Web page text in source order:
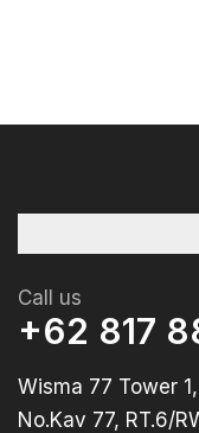
Call us
+62 817
Wisma 77 Tower
No.Kav 77, RT.6/